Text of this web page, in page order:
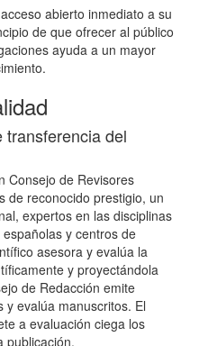
abierto inmediato a su
de que ofrecer al público
ayuda a un mayor
del
Consejo de Revisores
de reconocido prestigio, un
expertos en las disciplinas
y centros de
asesora y evalúa la
y proyectándola
de Redacción emite
evalúa manuscritos. El
a evaluación ciega los
publicación.